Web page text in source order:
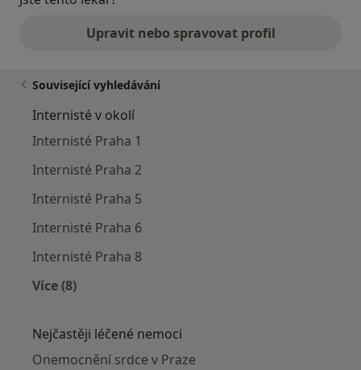
Upravit nebo spravovat profil
Související vyhledávání
Internisté v okolí
Internisté Praha 1
Internisté Praha 2
Internisté Praha 5
Internisté Praha 6
Internisté Praha 8
Více (8)
Nejčastěji léčené nemoci
Onemocnění srdce v Praze